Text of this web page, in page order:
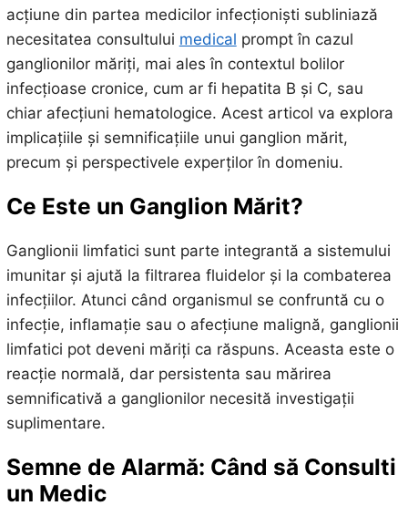
acțiune din partea medicilor infecționiști subliniază
necesitatea consultului medical prompt în cazul
ganglionilor măriți, mai ales în contextul bolilor
infecțioase cronice, cum ar fi hepatita B și C, sau
chiar afecțiuni hematologice. Acest articol va explora
implicațiile și semnificațiile unui ganglion mărit,
precum și perspectivele experților în domeniu.
Ce Este un Ganglion Mărit?
Ganglionii limfatici sunt parte integrantă a sistemului
imunitar și ajută la filtrarea fluidelor și la combaterea
infecțiilor. Atunci când organismul se confruntă cu o
infecție, inflamație sau o afecțiune malignă, ganglionii
limfatici pot deveni măriți ca răspuns. Aceasta este o
reacție normală, dar persistenta sau mărirea
semnificativă a ganglionilor necesită investigații
suplimentare.
Semne de Alarmă: Când să Consulti
un Medic